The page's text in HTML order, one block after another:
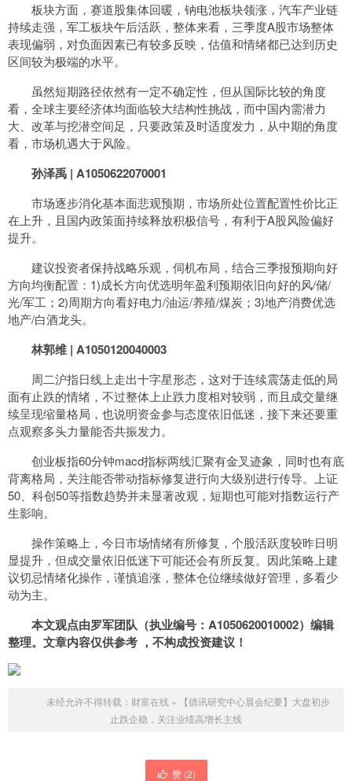
板块方面，赛道股集体回暖，钠电池板块领涨，汽车产业链
持续走强，军工板块午后活跃，整体来看，三季度A股市场整体
表现偏弱，对负面因素已有较多反映，估值和情绪都已达到历史
区间较为极端的水平。
虽然短期路径依然有一定不确定性，但从国际比较的角度
看，全球主要经济体均面临较大结构性挑战，而中国内需潜力
大、改革与挖潜空间足，只要政策及时适度发力，从中期的角度
看，市场机遇大于风险。
孙泽禹 | A1050622070001
市场逐步消化基本面悲观预期，市场所处位置配置性价比正
在上升，且国内政策面持续释放积极信号，有利于A股风险偏好
提升。
建议投资者保持战略乐观，伺机布局，结合三季报预期向好
方向均衡配置：1)成长方向优选明年盈利预期依旧向好的风/储/
光/军工；2)周期方向看好电力/油运/养殖/煤炭；3)地产消费优选
地产/白酒龙头。
林郭维 | A1050120040003
周二沪指日线上走出十字星形态，这对于连续震荡走低的局
面有止跌的情绪，不过整体上止跌力度相对较弱，而且成交量继
续呈现缩量格局，也说明资金参与态度依旧低迷，接下来还要重
点观察多头力量能否共振发力。
创业板指60分钟macd指标两线汇聚有金叉迹象，同时也有底
背离格局，关注能否带动指标修复进行向大级别进行传导。上证
50、科创50等指数趋势并未显著改观，短期也可能对指数运行产
生影响。
操作策略上，今日市场情绪有所修复，个股活跃度较昨日明
显提升，但成交量依旧低迷下可能还会有所反复。因此策略上建
议切忌情绪化操作，谨慎追涨，整体仓位继续做好管理，多看少
动为主。
本文观点由罗军团队 （执业编号：A1050620010002） 编辑
整理。文章内容仅供参考 ，不构成投资建议！
未经允许不得转载： 财富在线 »
【德讯研究中心晨会纪要】大盘初步
止跌企稳，关注业绩高增长主线
赞 (2)